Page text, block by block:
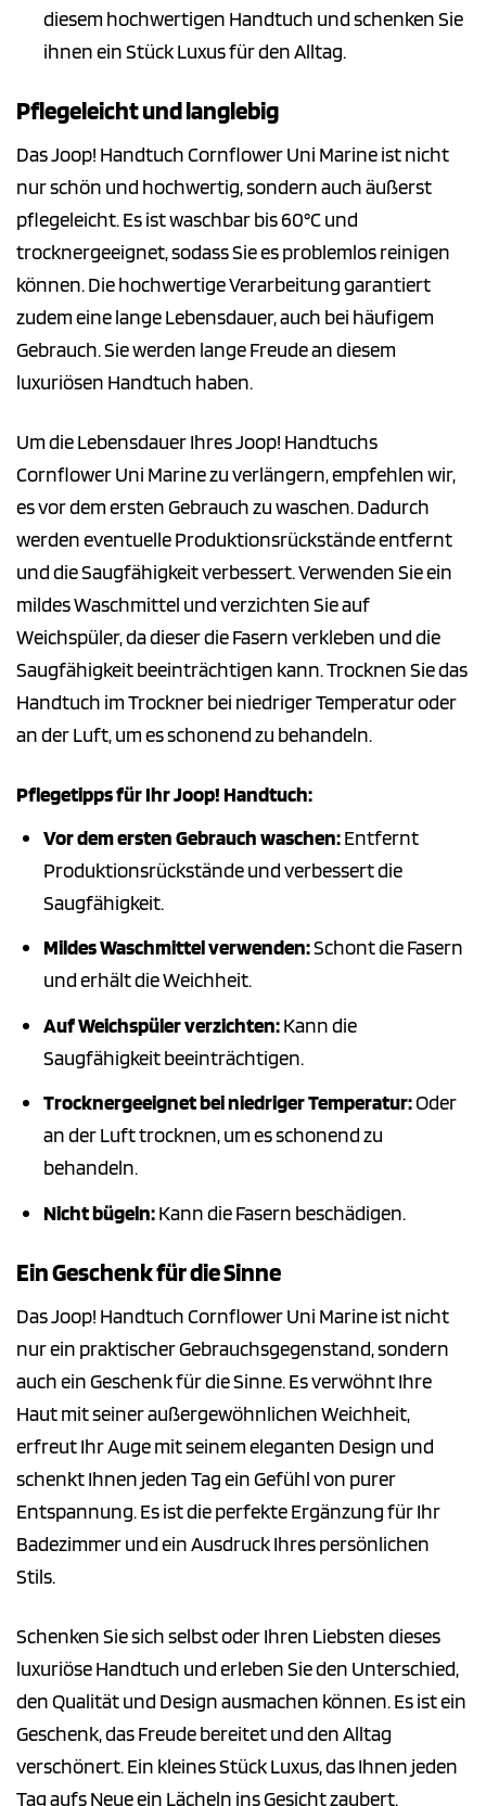
diesem hochwertigen Handtuch und schenken Sie
ihnen ein Stück Luxus für den Alltag.
Pflegeleicht und langlebig
Das Joop! Handtuch Cornflower Uni Marine ist nicht
nur schön und hochwertig, sondern auch äußerst
pflegeleicht. Es ist waschbar bis 60°C und
trocknergeeignet, sodass Sie es problemlos reinigen
können. Die hochwertige Verarbeitung garantiert
zudem eine lange Lebensdauer, auch bei häufigem
Gebrauch. Sie werden lange Freude an diesem
luxuriösen Handtuch haben.
Um die Lebensdauer Ihres Joop! Handtuchs
Cornflower Uni Marine zu verlängern, empfehlen wir,
es vor dem ersten Gebrauch zu waschen. Dadurch
werden eventuelle Produktionsrückstände entfernt
und die Saugfähigkeit verbessert. Verwenden Sie ein
mildes Waschmittel und verzichten Sie auf
Weichspüler, da dieser die Fasern verkleben und die
Saugfähigkeit beeinträchtigen kann. Trocknen Sie das
Handtuch im Trockner bei niedriger Temperatur oder
an der Luft, um es schonend zu behandeln.
Pflegetipps für Ihr Joop! Handtuch:
Vor dem ersten Gebrauch waschen:Entfernt
Produktionsrückstände und verbessert die
Saugfähigkeit.
Mildes Waschmittel verwenden:Schont die Fasern
und erhält die Weichheit.
Auf Weichspüler verzichten:Kann die
Saugfähigkeit beeinträchtigen.
Trocknergeeignet bei niedriger Temperatur:Oder
an der Luft trocknen, um es schonend zu
behandeln.
Nicht bügeln:Kann die Fasern beschädigen.
Ein Geschenk für die Sinne
Das Joop! Handtuch Cornflower Uni Marine ist nicht
nur ein praktischer Gebrauchsgegenstand, sondern
auch ein Geschenk für die Sinne. Es verwöhnt Ihre
Haut mit seiner außergewöhnlichen Weichheit,
erfreut Ihr Auge mit seinem eleganten Design und
schenkt Ihnen jeden Tag ein Gefühl von purer
Entspannung. Es ist die perfekte Ergänzung für Ihr
Badezimmer und ein Ausdruck Ihres persönlichen
Stils.
Schenken Sie sich selbst oder Ihren Liebsten dieses
luxuriöse Handtuch und erleben Sie den Unterschied,
den Qualität und Design ausmachen können. Es ist ein
Geschenk, das Freude bereitet und den Alltag
verschönert. Ein kleines Stück Luxus, das Ihnen jeden
Tag aufs Neue ein Lächeln ins Gesicht zaubert.